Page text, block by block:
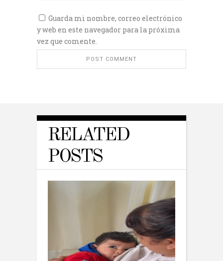
Guarda mi nombre, correo electrónico
y web en este navegador para la próxima
vez que comente.
RELATED
POSTS